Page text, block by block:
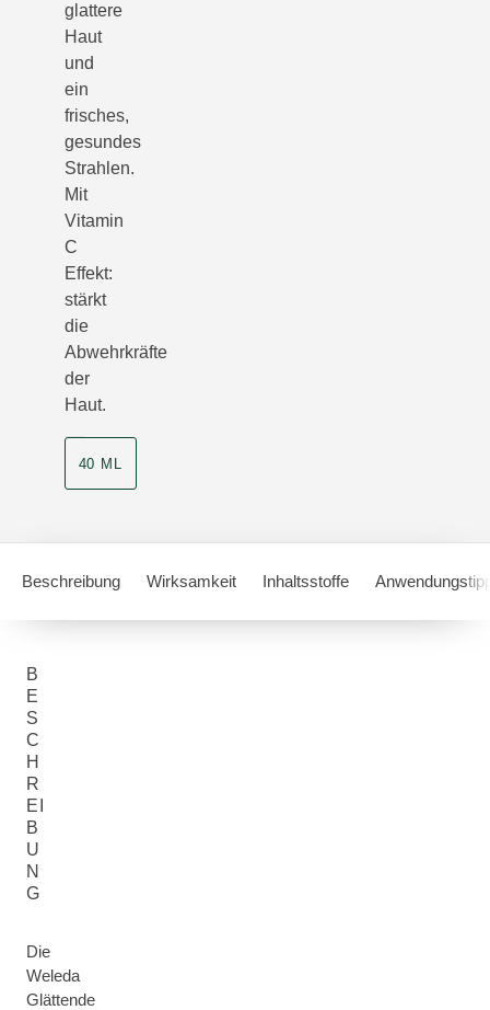
glattere
Haut
und
ein
frisches,
gesundes
Strahlen.
Mit
Vitamin
C
Effekt:
stärkt
die
Abwehrkräfte
der
Haut.
40 ML
Beschreibung Wirksamkeit Inhaltsstoffe
B
E
S
C
H
R
EI
B
U
N
G
Die
Weleda
Glättende